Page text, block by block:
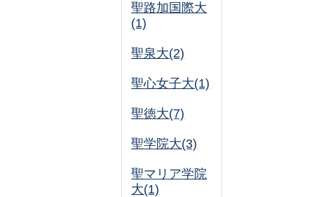
聖路加国際大
(1)
聖泉大(2)
聖心女子大(1)
聖徳大(7)
聖学院大(3)
聖マリア学院
大(1)